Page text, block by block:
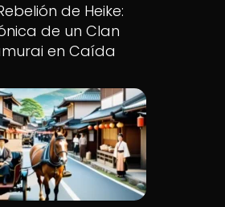
de Heike:
de un Clan
en Caída